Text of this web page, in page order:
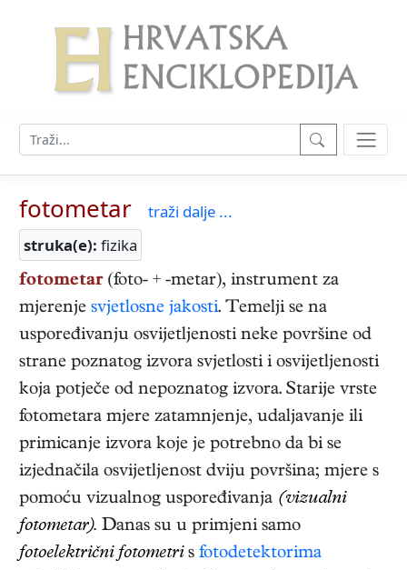
fotometar
traži dalje ...
struka(e): fizika
fotometar (foto- + -metar), instrument za
mjerenje svjetlosne jakosti. Temelji se na
uspoređivanju osvijetljenosti neke površine od
strane poznatog izvora svjetlosti i osvijetljenosti
koja potječe od nepoznatog izvora. Starije vrste
fotometara mjere zatamnjenje, udaljavanje ili
primicanje izvora koje je potrebno da bi se
izjednačila osvijetljenost dviju površina; mjere s
pomoću vizualnog uspoređivanja (vizualni
fotometar). Danas su u primjeni samo
fotoelektrični fotometris fotodetektorima